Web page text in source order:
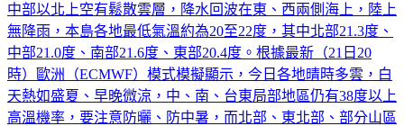
中部以北上空有鬆散雲層，降水回波在東、西兩側海上，陸上
無降雨，本島各地最低氣溫約為20至22度，其中北部21.3度、
中部21.0度、南部21.6度、東部20.4度。根據最新（21日20
時）歐洲（ECMWF）模式模擬顯示，今日各地晴時多雲，白
天熱如盛夏、早晚微涼，中、南、台東局部地區仍有38度以上
高溫機率，要注意防曬、防中暑，而北部、東北部、部分山區